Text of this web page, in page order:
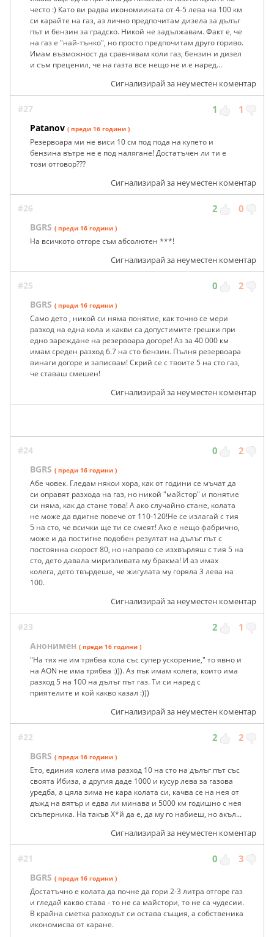
често :) Като ви радва икономииката от 4-5 лева на 100 км
си карайте на газ, аз лично предпочитам дизела за дълъг
път и бензин за градско. Никой не задължавам. Факт е, че
на газ е "най-тънко", но просто предпочитам друго гориво.
Имам възможност да сравнявам коли газ, бензин и дизел
и съм преценил, че на газта все нещо не и е наред...
Сигнализирай за неуместен коментар
#27 1 1
Patanov ( преди 16 години )
Резервоара ми не виси 10 см под пода на купето и
бензина вътре не е под налягане! Достатъчен ли ти е
този отговор???
Сигнализирай за неуместен коментар
#26 2 0
BGRS ( преди 16 години )
На всичкото отгоре съм абсолютен ***!
Сигнализирай за неуместен коментар
#25 0 2
BGRS ( преди 16 години )
Само дето , никой си няма понятие, как точно се мери
разход на една кола и какви са допустимите грешки при
едно зареждане на резервоара догоре! Аз за 40 000 км
имам среден разход 6.7 на сто бензин. Пълня резервоара
винаги догоре и записвам! Скрий се с твоите 5 на сто газ,
че ставаш смешен!
Сигнализирай за неуместен коментар
#24 0 2
BGRS ( преди 16 години )
Абе човек. Гледам някои хора, как от години се мъчат да
си оправят разхода на газ, но никой "майстор" и понятие
си няма, как да стане това! А ако случайно стане, колата
не може да вдигне повече от 110-120!Не се излагай с тия
5 на сто, че всички ще ти се смеят! Ако е нещо фабрично,
може и да постигне подобен резултат на дълъг път с
постоянна скорост 80, но направо се изхвърляш с тия 5 на
сто, дето давала миризливата му бракма! И аз имах
колега, дето твърдеше, че жигулата му горяла 3 лева на
100.
Сигнализирай за неуместен коментар
#23 2 1
Анонимен ( преди 16 години )
"На тях не им трябва кола със супер ускорение," то явно и
на AON не има трябва :))). Аз пък имам колега, които има
разход 5 на 100 на дълъг път газ. Ти си наред с
приятелите и кой какво казал :)))
Сигнализирай за неуместен коментар
#22 2 2
BGRS ( преди 16 години )
Ето, единия колега има разход 10 на сто на дълъг път със
своята Ибиза, а другия даде 1000 и кусур лева за газова
уредба, а цяла зима не кара колата си, качва се на нея от
дъжд на вятър и едва ли минава и 5000 км годишно с нея
скъперника. На такъв Х*й да е, да му го набиеш, но акъл...
Сигнализирай за неуместен коментар
#21 0 3
BGRS ( преди 16 години )
Достатъчно е колата да почне да гори 2-3 литра отгоре газ
и гледай какво става - то не са майстори, то не са чудесии.
В крайна сметка разходът си остава същия, а собственика
икономисва от каране.